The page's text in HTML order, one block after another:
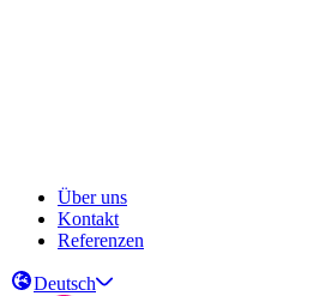
Über uns
Kontakt
Referenzen
Deutsch